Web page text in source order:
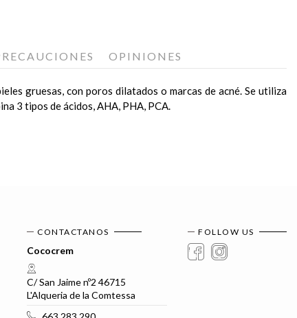
OPINIONES
gruesas, con poros dilatados o marcas de acné. Se utiliza
3 tipos de ácidos, AHA, PHA, PCA.
el empaquetado para obtener la información más
CONTACTANOS
Cococrem
C/ San Jaime nº2 46715
L'Alqueria de la Comtessa
FOLLOW US